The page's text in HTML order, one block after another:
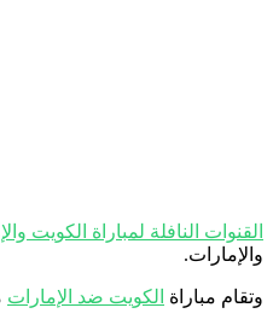
القنوات النافلة لمباراة الكويت
والإمارات.
وتقام مباراة الكويت ضد الإمارات